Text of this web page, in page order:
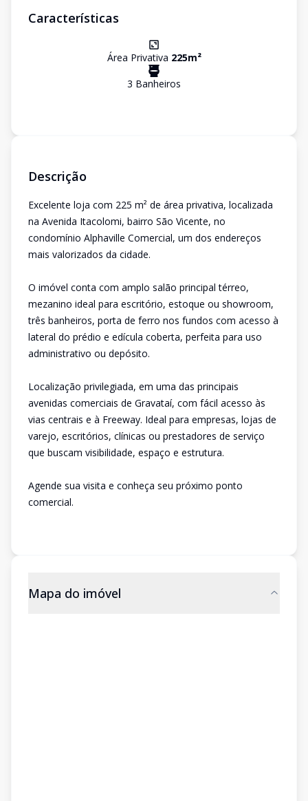
Características
Área Privativa 225m²
3 Banheiros
Descrição
Excelente loja com 225 m² de área privativa, localizada
na Avenida Itacolomi, bairro São Vicente, no
condomínio Alphaville Comercial, um dos endereços
mais valorizados da cidade.
O imóvel conta com amplo salão principal térreo,
mezanino ideal para escritório, estoque ou showroom,
três banheiros, porta de ferro nos fundos com acesso à
lateral do prédio e edícula coberta, perfeita para uso
administrativo ou depósito.
Localização privilegiada, em uma das principais
avenidas comerciais de Gravataí, com fácil acesso às
vias centrais e à Freeway. Ideal para empresas, lojas de
varejo, escritórios, clínicas ou prestadores de serviço
que buscam visibilidade, espaço e estrutura.
Agende sua visita e conheça seu próximo ponto
comercial.
Mapa do imóvel